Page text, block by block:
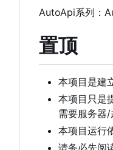
AutoApi系列：
置顶
本项目是建
本项目只是
需要服务器/
本项目运行
请务必先阅